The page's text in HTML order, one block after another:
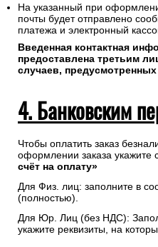
На указанный при
почты будет отправлено
платежа и электронный
Введенная контактная
предоставлена третьим
случаев,
4. Банковским
Чтобы оплатить заказ
оформлении заказа укажите
счёт на оплату»
Для Физ. лиц: заполните в
(полностью).
Для Юр. Лиц (без НДС):
укажите реквизиты, на